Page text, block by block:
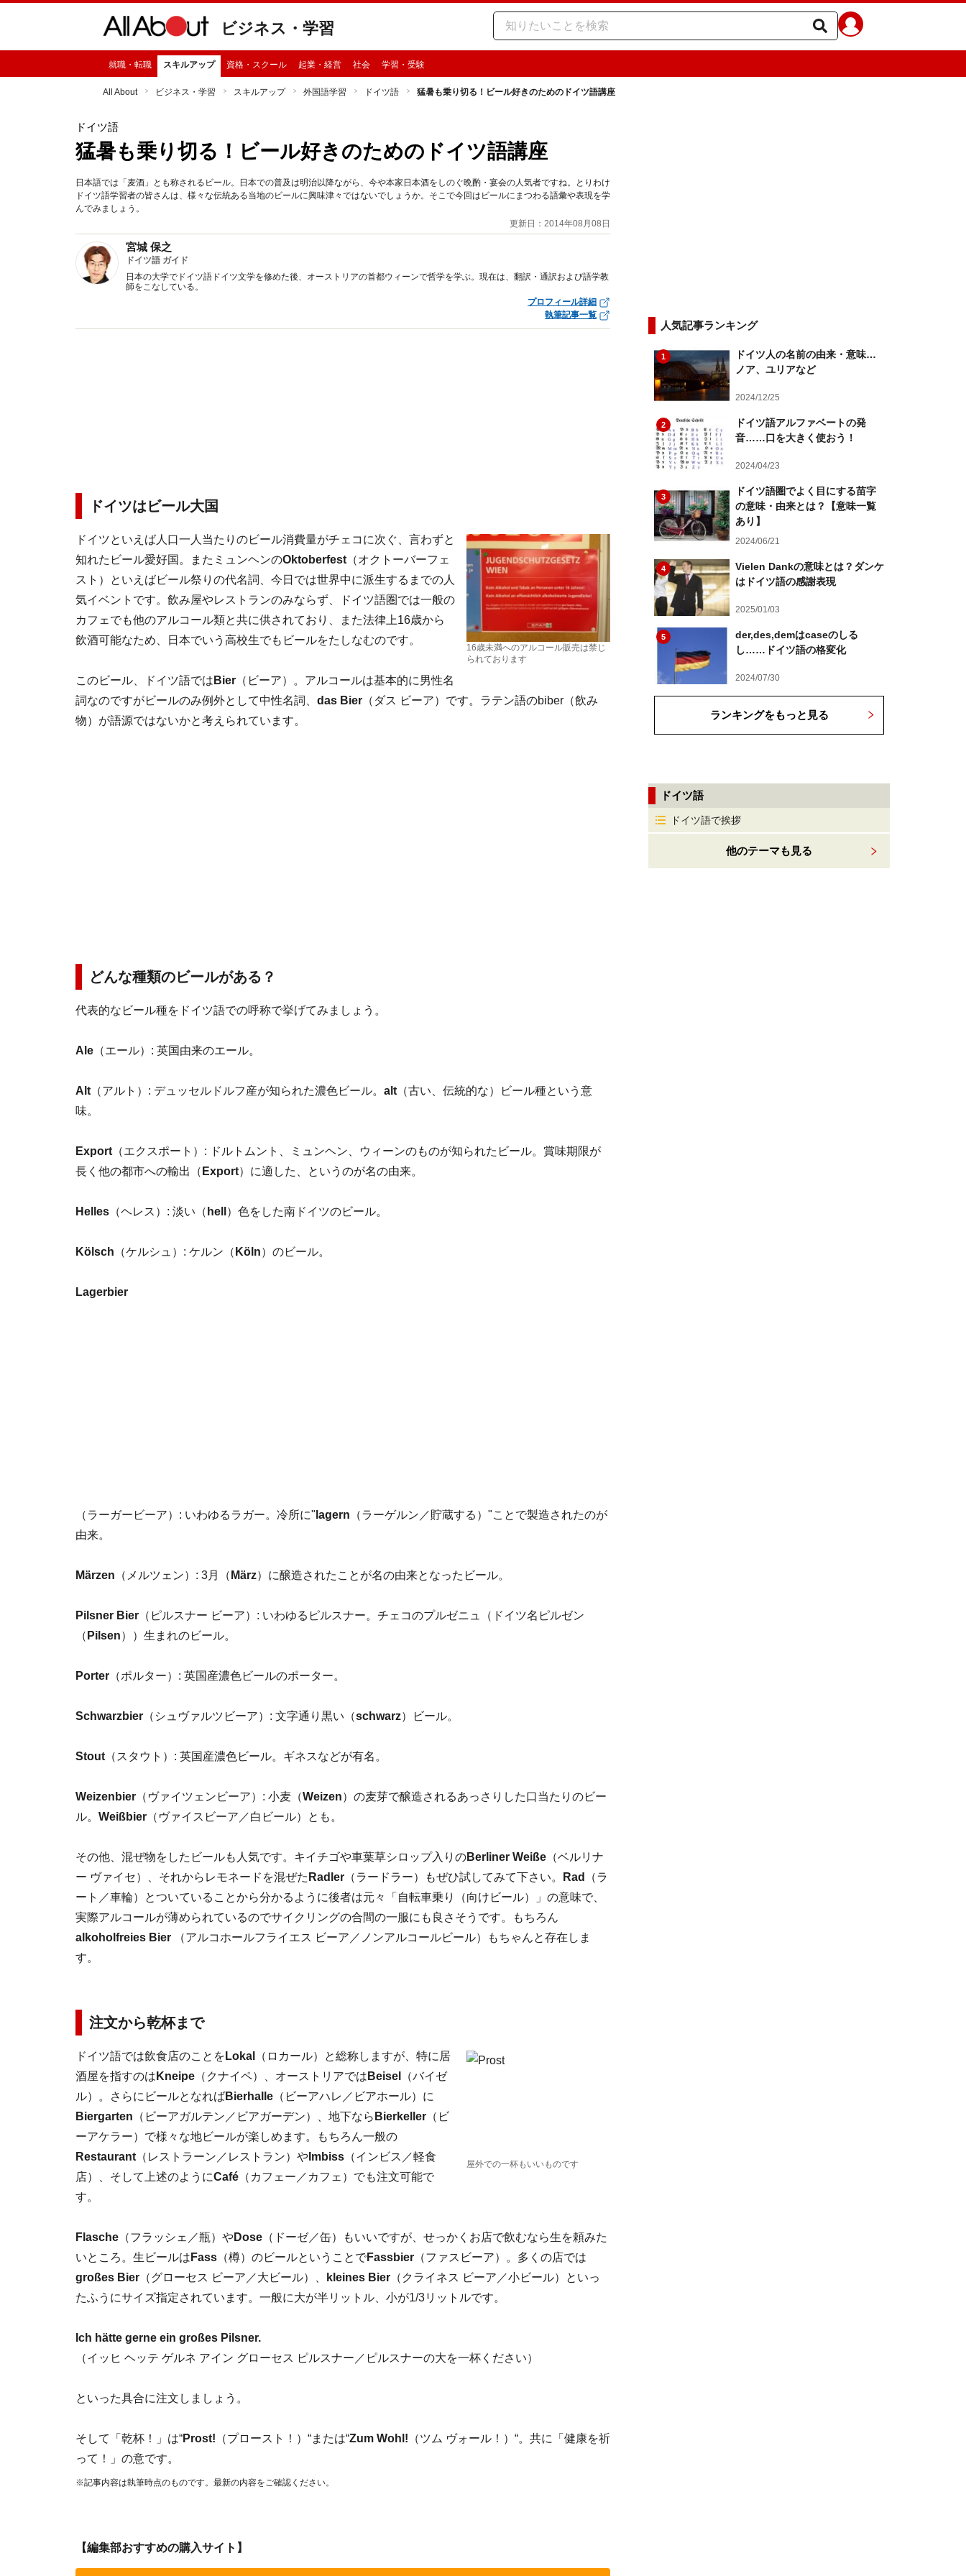
ビジネス・学習
就職・転職 スキルアップ 資格・スクール 起業・経営 社会 学習・受験
All About ビジネス・学習 スキルアップ 外国語学習 ドイツ語 猛暑も乗り切る！ビール好きのためのドイツ語講座
ドイツ語
猛暑も乗り切る！ビール好きのためのドイツ語講座
日本語では「麦酒」とも称されるビール。日本での普及は明治以降ながら、今や本家日本酒をしのぐ晩酌・宴会の人気者ですね。とりわけ
ドイツ語学習者の皆さんは、様々な伝統ある当地のビールに興味津々ではないでしょうか。そこで今回はビールにまつわる語彙や表現を学
んでみましょう。
更新日：2014年08月08日
宮城 保之
ドイツ語 ガイド
日本の大学でドイツ語ドイツ文学を修めた後、オーストリアの首都ウィーンで哲学を学ぶ。現在は、翻訳・通訳および語学教
師をこなしている。
プロフィール詳細
執筆記事一覧
ドイツはビール大国
16歳未満へのアルコール販売は禁じ
られております
ドイツといえば人口一人当たりのビール消費量がチェコに次ぐ、言わずと
知れたビール愛好国。またミュンヘンのOktoberfest （オクトーバーフェ
スト）といえばビール祭りの代名詞、今日では世界中に派生するまでの人
気イベントです。飲み屋やレストランのみならず、ドイツ語圏では一般の
カフェでも他のアルコール類と共に供されており、また法律上16歳から
飲酒可能なため、日本でいう高校生でもビールをたしなむのです。
このビール、ドイツ語では Bier （ビーア）。アルコールは基本的に男性名
詞なのですがビールのみ例外として中性名詞、 das Bier （ダス ビーア）です。ラテン語のbiber（飲み
物）が語源ではないかと考えられています。
どんな種類のビールがある？
代表的なビール種をドイツ語での呼称で挙げてみましょう。
Ale （エール）: 英国由来のエール。
Alt （アルト）: デュッセルドルフ産が知られた濃色ビール。 alt （古い、伝統的な）ビール種という意
味。
Export （エクスポート）: ドルトムント、ミュンヘン、ウィーンのものが知られたビール。賞味期限が
長く他の都市への輸出（ Export）に適した、というのが名の由来。
Helles （ヘレス）: 淡い（ hell ）色をした南ドイツのビール。
Kölsch （ケルシュ）: ケルン（ Köln）のビール。
Lagerbier
（ラーガービーア）: いわゆるラガー。冷所に" lagern （ラーゲルン／貯蔵する）"ことで製造されたのが
由来。
Märzen （メルツェン）: 3月（ März）に醸造されたことが名の由来となったビール。
Pilsner Bier （ピルスナー ビーア）: いわゆるピルスナー。チェコのプルゼニュ（ドイツ名ピルゼン
（ Pilsen））生まれのビール。
Porter （ポルター）: 英国産濃色ビールのポーター。
Schwarzbier （シュヴァルツビーア）: 文字通り黒い（schwarz）ビール。
Stout （スタウト）: 英国産濃色ビール。ギネスなどが有名。
Weizenbier （ヴァイツェンビーア）: 小麦（Weizen）の麦芽で醸造されるあっさりした口当たりのビー
ル。 Weißbier （ヴァイスビーア／白ビール）とも。
その他、混ぜ物をしたビールも人気です。キイチゴや車葉草シロップ入りのBerliner Weiße （ベルリナ
ー ヴァイセ）、それからレモネードを混ぜた Radler （ラードラー）もぜひ試してみて下さい。 Rad
（ラ
ート／車輪）とついていることから分かるように後者は元々「自転車乗り（向けビール）」の意味で、
実際アルコールが薄められているのでサイクリングの合間の一服にも良さそうです。もちろん
alkoholfreies Bier （アルコホールフライエス ビーア／ノンアルコールビール）もちゃんと存在しま
す。
注文から乾杯まで
屋外での一杯もいいものです
ドイツ語では飲食店のことを Lokal
（ロカール）と総称しますが、特に居
酒屋を指すのは Kneipe （クナイペ）、オーストリアでは Beisel
（バイゼ
ル）。さらにビールとなればBierhalle （ビーアハレ／ビアホール）に
Biergarten （ビーアガルテン／ビアガーデン）、地下なら Bierkeller （ビ
ーアケラー）で様々な地ビールが楽しめます。もちろん一般の
Restaurant （レストラーン／レストラン）や Imbiss （インビス／軽食
店）、そして上述のようにCafé （カフェー／カフェ）でも注文可能で
す。
Flasche （フラッシェ／瓶）やDose （ドーゼ／缶）もいいですが、せっかくお店で飲むなら生を頼みた
いところ。生ビールは Fass （樽）のビールということでFassbier （ファスビーア）。多くの店では
großes Bier （グローセス ビーア／大ビール）、 kleines Bier （クライネス ビーア／小ビール）といっ
たふうにサイズ指定されています。一般に大が半リットル、小が1/3リットルです。
Ich hätte gerne ein großes Pilsner.
（イッヒ ヘッテ ゲルネ アイン グローセス ピルスナー／ピルスナーの大を一杯ください）
といった具合に注文しましょう。
そして「乾杯！」は“Prost! （プロースト！）“または“Zum Wohl! （ツム ヴォール！）“。共に「健康を祈
って！」の意です。
※記事内容は執筆時点のものです。最新の内容をご確認ください。
【編集部おすすめの購入サイト】
人気記事ランキング
1
ドイツ人の名前の由来・意味…
ノア、ユリアなど
2024/12/25
2
ドイツ語アルファベートの発
音……口を大きく使おう！
2024/04/23
3
ドイツ語圏でよく目にする苗字
の意味・由来とは？【意味一覧
あり】
2024/06/21
4
Vielen Dankの意味とは？ダンケ
はドイツ語の感謝表現
2025/01/03
5
der,des,demはcaseのしる
し……ドイツ語の格変化
2024/07/30
ランキングをもっと見る
ドイツ語
ドイツ語で挨拶
他のテーマも見る